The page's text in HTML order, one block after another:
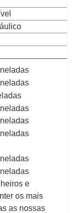
e
os mais
as nossas